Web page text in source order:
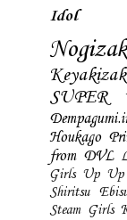
Idol
Houkago
from DVL
Girls Up Up
Shiritsu
Steam Girls